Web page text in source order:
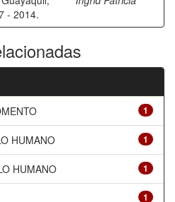
- 2014.
1
1
HUMANO
1
HUMANO
1